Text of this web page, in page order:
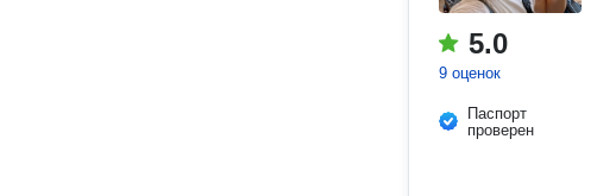
5.0
9 оценок
Паспорт
проверен